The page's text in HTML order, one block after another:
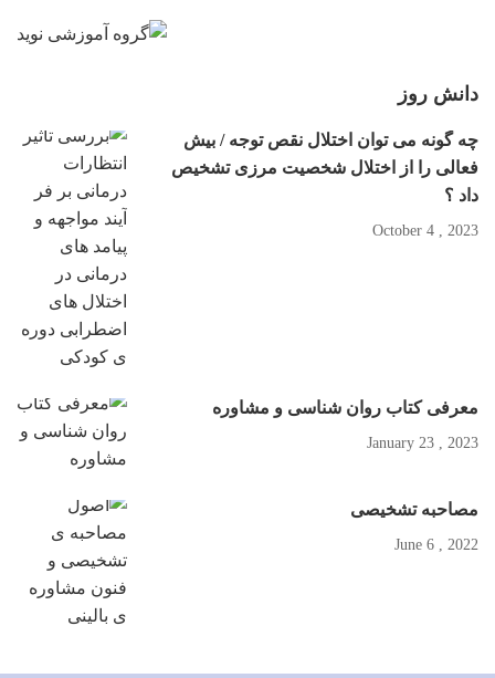
دانش روز
چه گونه می توان اختلال نقص توجه / بیش
فعالی را از اختلال شخصیت مرزی تشخیص
داد ؟
2023 , October 4
معرفی کتاب روان شناسی و مشاوره
2023 , January 23
مصاحبه تشخیصی
2022 , June 6